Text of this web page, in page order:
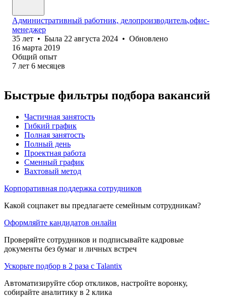
Административный работник, делопроизводитель,офис-
менеджер
35 лет • Была 22 августа 2024 • Обновлено
16 марта 2019
Общий опыт
7 лет 6 месяцев
Быстрые фильтры подбора вакансий
Частичная занятость
Гибкий график
Полная занятость
Полный день
Проектная работа
Сменный график
Вахтовый метод
Корпоративная поддержка сотрудников
Какой соцпакет вы предлагаете семейным сотрудникам?
Оформляйте кандидатов онлайн
Проверяйте сотрудников и подписывайте кадровые
документы без бумаг и личных встреч
Ускорьте подбор в 2 раза с Talantix
Автоматизируйте сбор откликов, настройте воронку,
собирайте аналитику в 2 клика